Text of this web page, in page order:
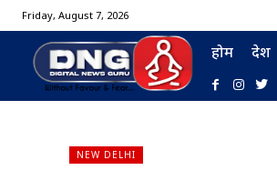
Friday, August 7, 2026
होम देश
NEW DELHI